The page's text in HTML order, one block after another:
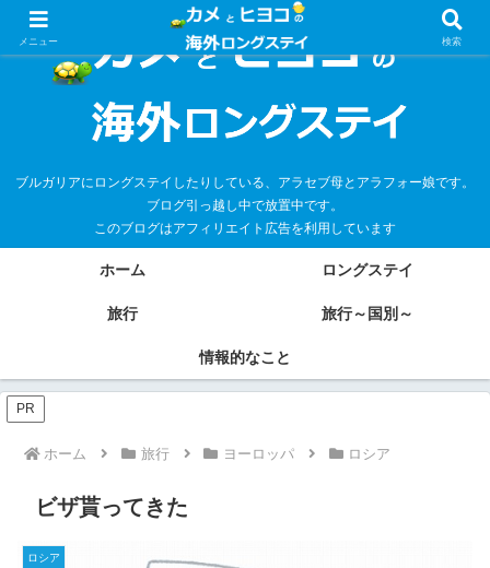
ブルガリアにロングステイしたりしている、アラセブ母とアラフォー娘です。
ブログ引っ越し中で放置中です。
このブログはアフィリエイト広告を利用しています
ホーム ロングステイ
旅行 旅行～国別～
情報的なこと
PR
ホーム 旅行 ヨーロッパ ロシア
ビザ貰ってきた
ロシア
メニュー 検索